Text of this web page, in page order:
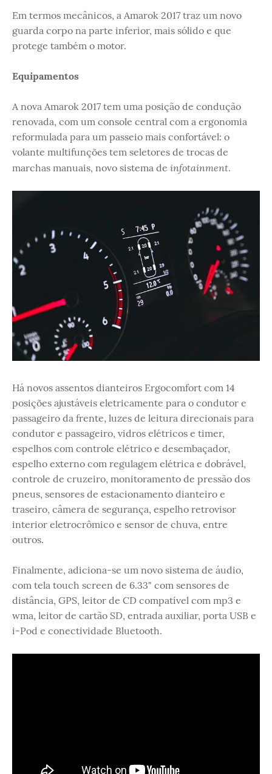
Em termos mecânicos, a Amarok 2017 traz um novo
guarda corpo na parte inferior, mais sólido e que
protege também o motor.
Equipamentos
A nova Amarok 2017 tem uma posição de condução
renovada, com um console central com a ergonomia
reformulada para um passeio mais confortável: o
volante multifunções tem seletores de trocas de
marchas manuais, novo sistema de infotainment.
Há novos assentos dianteiros Ergocomfort com 14
posições ajustáveis ​​eletricamente para o condutor e
passageiro da frente, luzes de leitura direcionais para
condutor e passageiro, vidros elétricos e timer,
espelhos com controle elétrico e desembaçador,
espelho externo com regulagem elétrica e dobrável,
controle de cruzeiro, monitoramento de pressão dos
pneus, sensores de estacionamento dianteiro e
traseiro, câmera de segurança, espelho retrovisor
interior eletrocrômico e sensor de chuva, entre
outros.
Finalmente, adiciona-se um novo sistema de áudio,
com tela touch screen de 6.33" com sensores de
distância, GPS, leitor de CD compatível com mp3 e
wma, leitor de cartão SD, entrada auxiliar, porta USB e
i-Pod e conectividade Bluetooth.